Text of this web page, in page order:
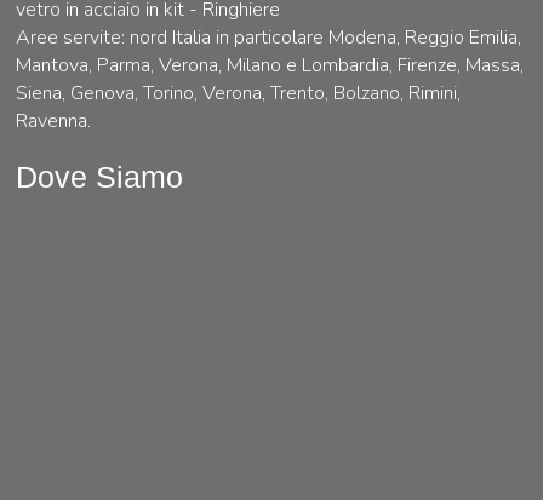
vetro in acciaio in kit - Ringhiere
Aree servite: nord Italia in particolare Modena, Reggio Emilia,
Mantova, Parma, Verona, Milano e Lombardia, Firenze, Massa,
Siena, Genova, Torino, Verona, Trento, Bolzano, Rimini,
Ravenna.
Dove Siamo